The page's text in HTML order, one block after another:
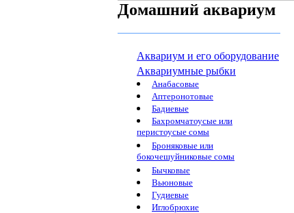
Домашний аквариум
Аквариум и его оборудование
Аквариумные рыбки
Анабасовые
Аптеронотовые
Бадиевые
Бахромчатоусые или
перистоусые сомы
Броняковые или
бокочешуйниковые сомы
Бычковые
Вьюновые
Гудиевые
Иглобрюхие